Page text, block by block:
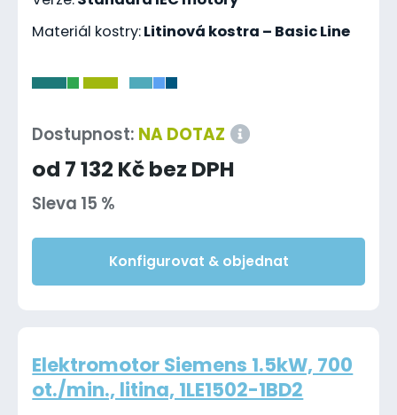
Materiál kostry:Litinová kostra – Basic Line
Dostupnost: NA DOTAZ
od 7 132 Kč bez DPH
Sleva 15 %
Konfigurovat & objednat
Elektromotor Siemens 1.5kW, 700
ot./min., litina, 1LE1502-1BD2